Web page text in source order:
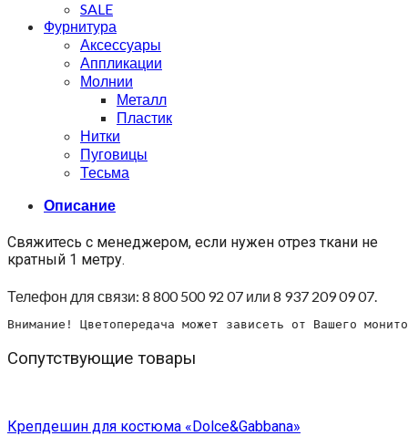
SALE
Фурнитура
Аксессуары
Аппликации
Молнии
Металл
Пластик
Нитки
Пуговицы
Тесьма
Описание
Свяжитесь с менеджером, если нужен отрез ткани не
кратный 1 метру.
Телефон для связи: 8 800 500 92 07 или 8 937 209 09 07.
Внимание! Цветопередача может зависеть от Вашего
Сопутствующие товары
Крепдешин для костюма «Dolce&Gabbana»